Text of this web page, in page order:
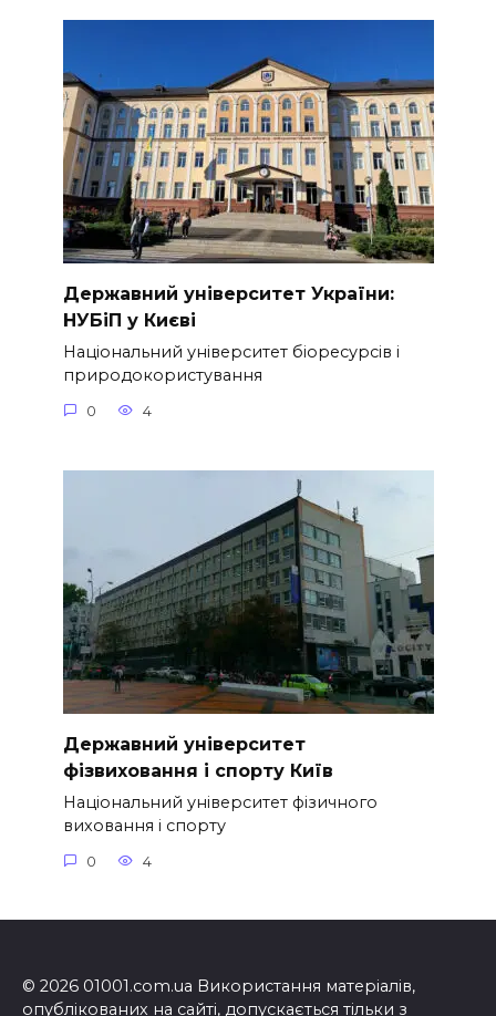
Державний університет України:
НУБіП у Києві
Національний університет біоресурсів і
природокористування
0 4
Державний університет
фізвиховання і спорту Київ
Національний університет фізичного
виховання і спорту
0 4
© 2026 01001.com.ua Використання матеріалів,
опублікованих на сайті, допускається тільки з